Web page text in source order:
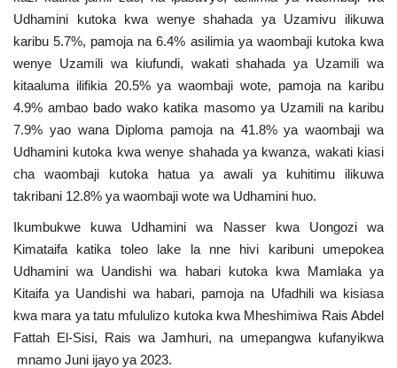
Video
Maonyesho
Wadhamini
Language
English Swahili español
Udhamini kutoka kwa wenye shahada ya Uzamivu ilikuwa
karibu 5.7%, pamoja na 6.4% asilimia ya waombaji kutoka kwa
wenye Uzamili wa kiufundi, wakati shahada ya Uzamili wa
kitaaluma ilifikia 20.5% ya waombaji wote, pamoja na karibu
4.9% ambao bado wako katika masomo ya Uzamili na karibu
7.9% yao wana Diploma pamoja na 41.8% ya waombaji wa
Udhamini kutoka kwa wenye shahada ya kwanza, wakati kiasi
cha waombaji kutoka hatua ya awali ya kuhitimu ilikuwa
takribani 12.8% ya waombaji wote wa Udhamini huo.
Ikumbukwe kuwa Udhamini wa Nasser kwa Uongozi wa
Kimataifa katika toleo lake la nne hivi karibuni umepokea
Udhamini wa Uandishi wa habari kutoka kwa Mamlaka ya
Kitaifa ya Uandishi wa habari, pamoja na Ufadhili wa kisiasa
kwa mara ya tatu mfululizo kutoka kwa Mheshimiwa Rais Abdel
Fattah El-Sisi, Rais wa Jamhuri, na umepangwa kufanyikwa
mnamo Juni ijayo ya 2023.